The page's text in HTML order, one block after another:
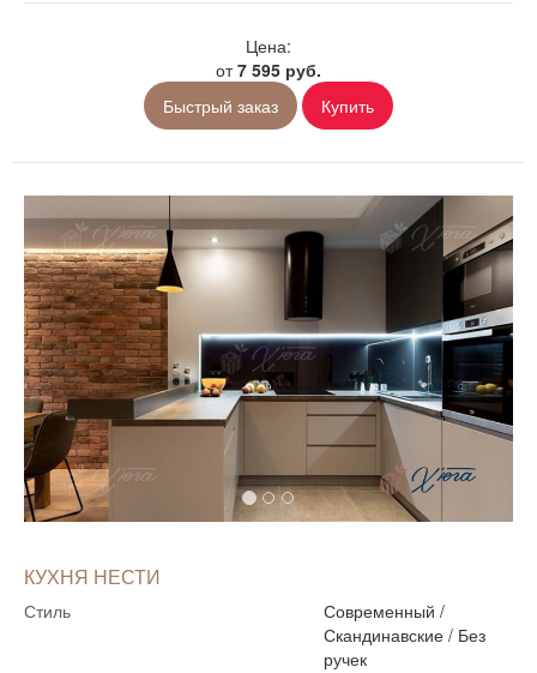
Цена:
от7 595 руб.
Быстрый заказ
Купить
КУХНЯ НЕСТИ
Стиль Современный /
Скандинавские/ Без
ручек